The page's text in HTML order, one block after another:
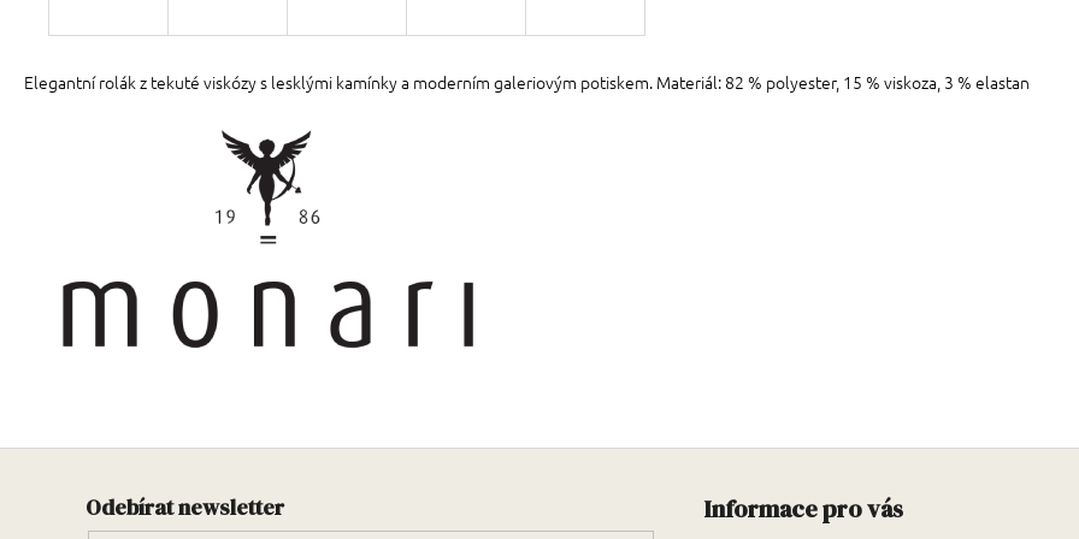
Elegantní rolák z tekuté viskózy s lesklými kamínky a moderním galeriovým potiskem. Materiál: 82 % polyester, 15 % viskoza, 3 % elastan
Odebírat newsletter Informace pro vás